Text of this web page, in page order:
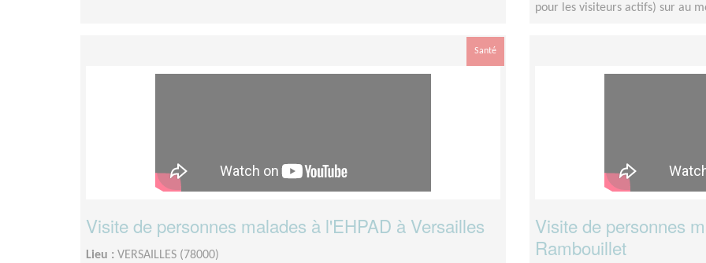
pour les visiteurs actifs) sur au
Santé
Visite de personnes malades à l'EHPAD à Versailles
Lieu : VERSAILLES (78000)
Visite de personnes
Rambouillet